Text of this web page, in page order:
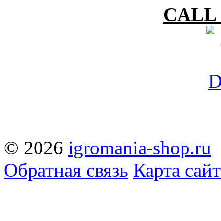
CALL
© 2026 igromania-shop.ru
Обратная связь Карта